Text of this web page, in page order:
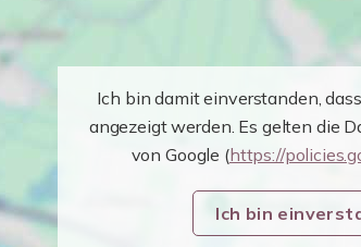
Ich bin damit einverstanden,
angezeigt werden. Es gelten die
von Google (https://
Ich bin